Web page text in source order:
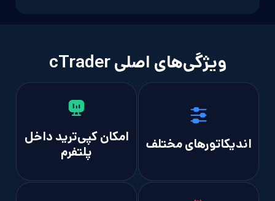
ویژگی‌های اصلی cTrader
مختلف
امکان کپی‌ترید داخل